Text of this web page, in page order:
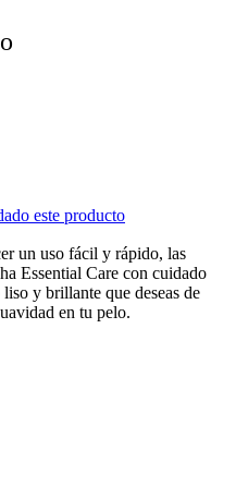
este producto
un uso fácil y rápido, las
Essential Care con cuidado
y brillante que deseas de
en tu pelo.